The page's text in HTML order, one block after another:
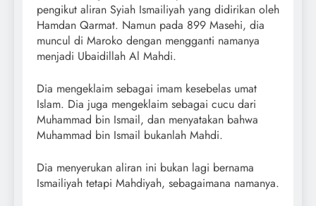
pengikut aliran Syiah Ismailiyah yang didirikan oleh
Hamdan Qarmat. Namun pada 899 Masehi, dia
muncul di Maroko dengan mengganti namanya
menjadi Ubaidillah Al Mahdi.
Dia mengeklaim sebagai imam kesebelas umat
Islam. Dia juga mengeklaim sebagai cucu dari
Muhammad bin Ismail, dan menyatakan bahwa
Muhammad bin Ismail bukanlah Mahdi.
Dia menyerukan aliran ini bukan lagi bernama
Ismailiyah tetapi Mahdiyah, sebagaimana namanya.